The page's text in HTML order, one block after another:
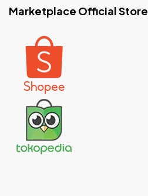
Marketplace Official Store